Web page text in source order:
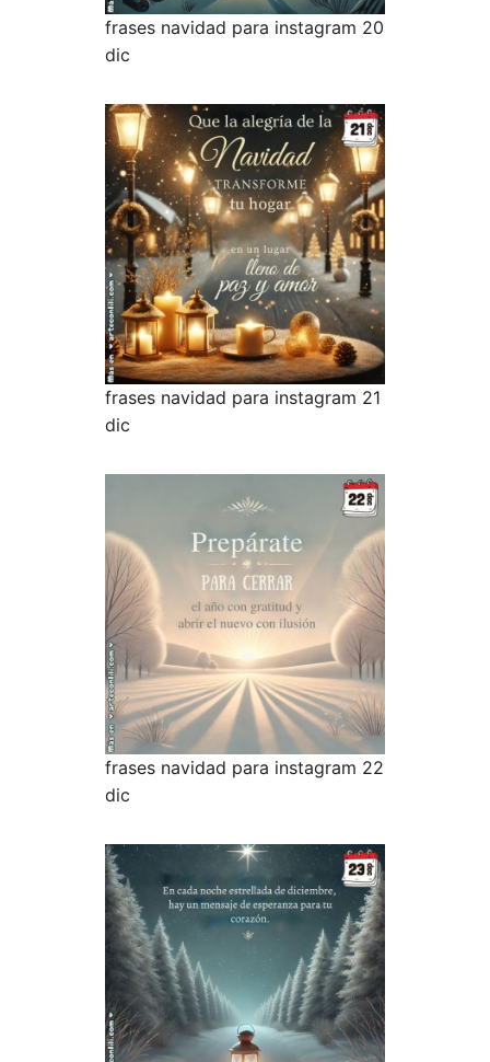
frases navidad para instagram 20
dic
frases navidad para instagram 21
dic
frases navidad para instagram 22
dic